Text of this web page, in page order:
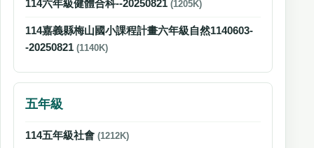
114六年級健體合科--20250821 (1205K)
114嘉義縣梅山國小課程計畫六年級自然1140603-
-20250821 (1140K)
五年級
114五年級社會 (1212K)